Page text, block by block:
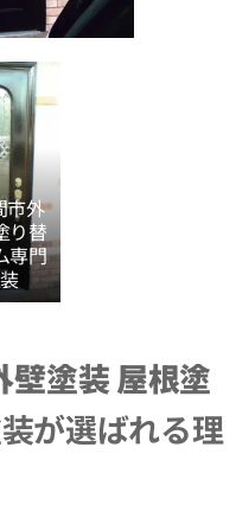
市外
り替
専門
塗装 屋根塗
が選ばれる理